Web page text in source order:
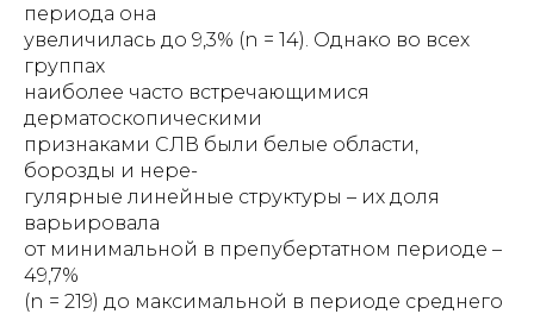
периода она
увеличилась до 9,3% (n = 14). Однако во всех
группах
наиболее часто встречающимися
дерматоскопическими
признаками СЛВ были белые области,
борозды и нере-
гулярные линейные структуры – их доля
варьировала
от минимальной в препубертатном периоде –
49,7%
(n = 219) до максимальной в периоде среднего